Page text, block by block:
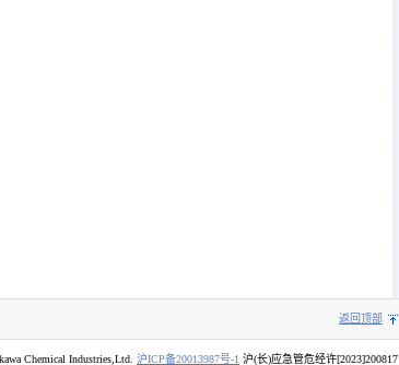
返回顶部
Chemical Industries,Ltd. 沪ICP备20013987号-1 沪(长)应急管危经许[2023]200817